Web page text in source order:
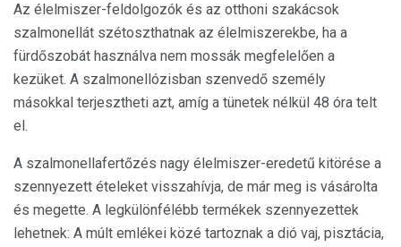
Az élelmiszer-feldolgozók és az otthoni szakácsok
szalmonellát szétoszthatnak az élelmiszerekbe, ha a
fürdőszobát használva nem mossák megfelelően a
kezüket. A szalmonellózisban szenvedő személy
másokkal terjesztheti azt, amíg a tünetek nélkül 48 óra telt
el.
A szalmonellafertőzés nagy élelmiszer-eredetű kitörése a
szennyezett ételeket visszahívja, de már meg is vásárolta
és megette. A legkülönfélébb termékek szennyezettek
lehetnek: A múlt emlékei közé tartoznak a dió vaj, pisztácia,